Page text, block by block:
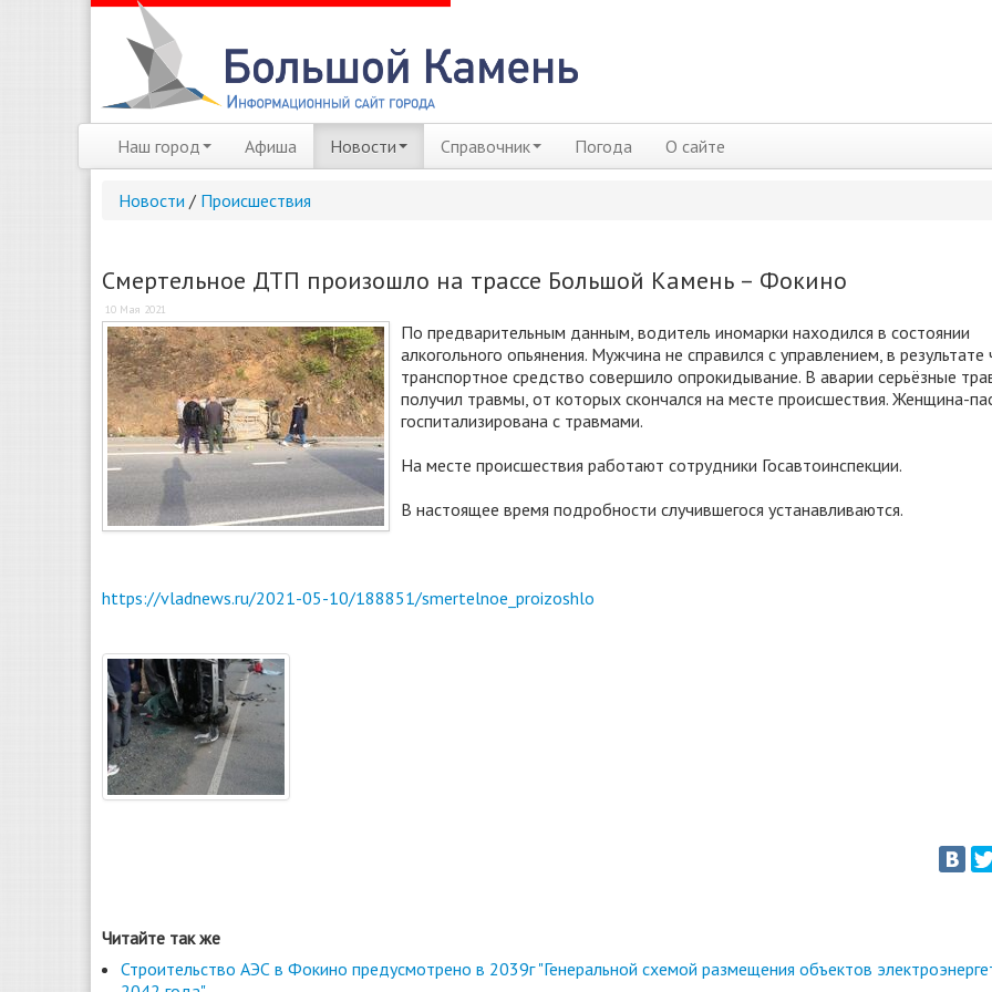
Наш город Афиша Новости Справочник Погода О сайте
Новости / Происшествия
Смертельное ДТП произошло на трассе Большой Камень – Фокино
10 Мая 2021
По предварительным данным, водитель иномарки находился в состоянии
алкогольного опьянения. Мужчина не справился с управлением, в результате
транспортное средство совершило опрокидывание. В аварии серьёзные
получил травмы, от которых скончался на месте происшествия. Женщина-
госпитализирована с травмами.
На месте происшествия работают сотрудники Госавтоинспекции.
В настоящее время подробности случившегося устанавливаются.
https://vladnews.ru/2021-05-10/188851/smertelnoe_proizoshlo
Читайте так же
Строительство АЭС в Фокино предусмотрено в 2039г "Генеральной схемой размещения объектов